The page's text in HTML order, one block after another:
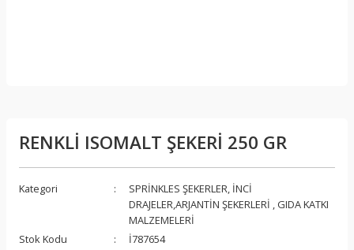
RENKLİ ISOMALT ŞEKERİ 250 GR
Kategori
SPRİNKLES ŞEKERLER, İNCİ
DRAJELER,ARJANTİN ŞEKERLERİ , GIDA KATKI
MALZEMELERİ
Stok Kodu
İ787654